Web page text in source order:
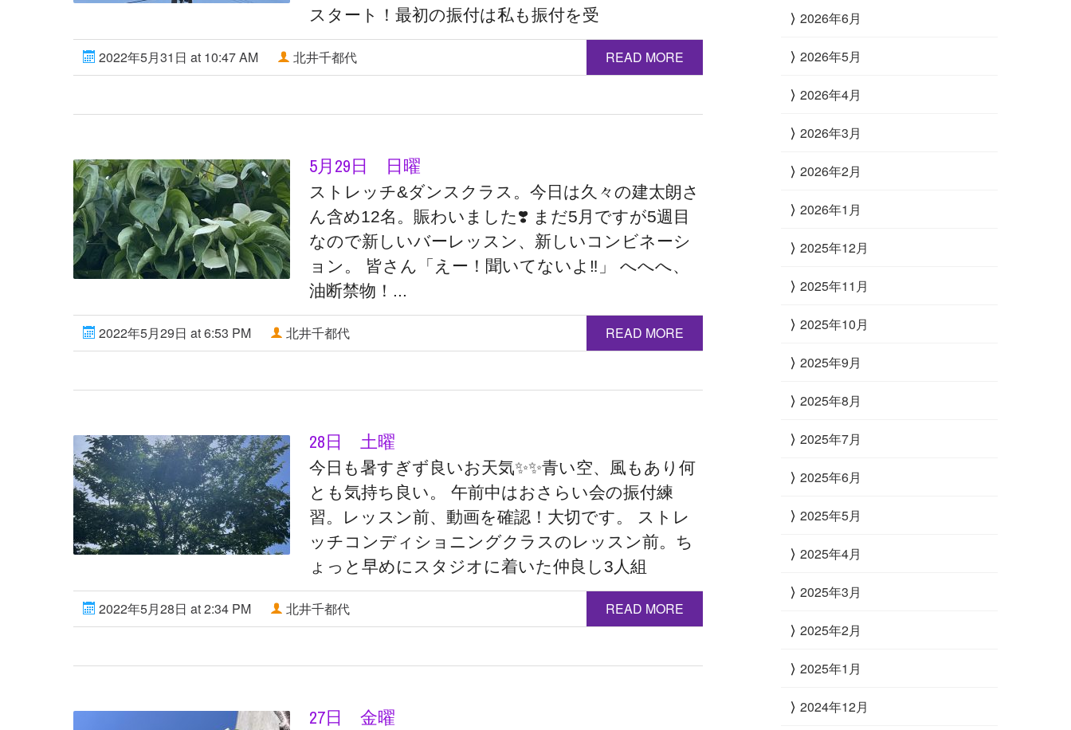
スタート！最初の振付は私も振付を受
2022年5月31日 at 10:47 AM 北井千都代 READ MORE
5月29日 日曜
ストレッチ&ダンスクラス。今日は久々の建太朗さ
ん含め12名。賑わいました❣️ まだ5月ですが5週目
なので新しいバーレッスン、新しいコンビネーシ
ョン。 皆さん「えー！聞いてないよ‼︎」 へへへ、
油断禁物！...
2022年5月29日 at 6:53 PM 北井千都代 READ MORE
28日 土曜
今日も暑すぎず良いお天気✨✨青い空、風もあり何
とも気持ち良い。 午前中はおさらい会の振付練
習。レッスン前、動画を確認！大切です。 ストレ
ッチコンディショニングクラスのレッスン前。ち
ょっと早めにスタジオに着いた仲良し3人組
2022年5月28日 at 2:34 PM 北井千都代 READ MORE
27日 金曜
2026年6月
2026年5月
2026年4月
2026年3月
2026年2月
2026年1月
2025年12月
2025年11月
2025年10月
2025年9月
2025年8月
2025年7月
2025年6月
2025年5月
2025年4月
2025年3月
2025年2月
2025年1月
2024年12月